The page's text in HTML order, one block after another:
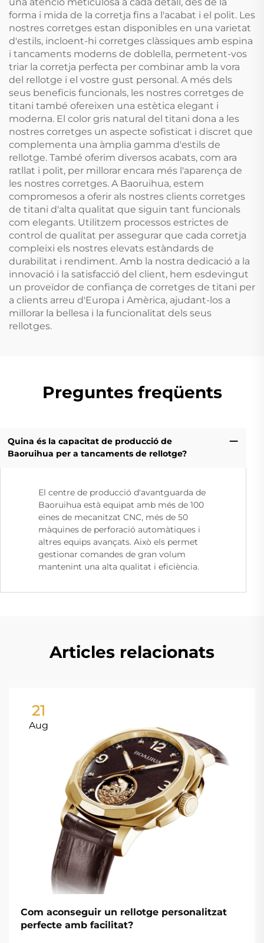
forma i mida de la corretja fins a l'acabat i el polit. Les
nostres corretges estan disponibles en una varietat
d'estils, incloent-hi corretges clàssiques amb espina
i tancaments moderns de doblella, permetent-vos
triar la corretja perfecta per combinar amb la vora
del rellotge i el vostre gust personal. A més dels
seus beneficis funcionals, les nostres corretges de
titani també ofereixen una estètica elegant i
moderna. El color gris natural del titani dona a les
nostres corretges un aspecte sofisticat i discret que
complementa una àmplia gamma d'estils de
rellotge. També oferim diversos acabats, com ara
ratllat i polit, per millorar encara més l'aparença de
les nostres corretges. A Baoruihua, estem
compromesos a oferir als nostres clients corretges
de titani d'alta qualitat que siguin tant funcionals
com elegants. Utilitzem processos estrictes de
control de qualitat per assegurar que cada corretja
compleixi els nostres elevats estàndards de
durabilitat i rendiment. Amb la nostra dedicació a la
innovació i la satisfacció del client, hem esdevingut
un proveïdor de confiança de corretges de titani per
a clients arreu d'Europa i Amèrica, ajudant-los a
millorar la bellesa i la funcionalitat dels seus
rellotges.
Preguntes freqüents
Quina és la capacitat de producció de
Baoruihua per a tancaments de rellotge?
El centre de producció d'avantguarda de
Baoruihua està equipat amb més de 100
eines de mecanitzat CNC, més de 50
màquines de perforació automàtiques i
altres equips avançats. Això els permet
gestionar comandes de gran volum
mantenint una alta qualitat i eficiència.
Articles relacionats
21
Aug
Com aconseguir un rellotge personalitzat
perfecte amb facilitat?